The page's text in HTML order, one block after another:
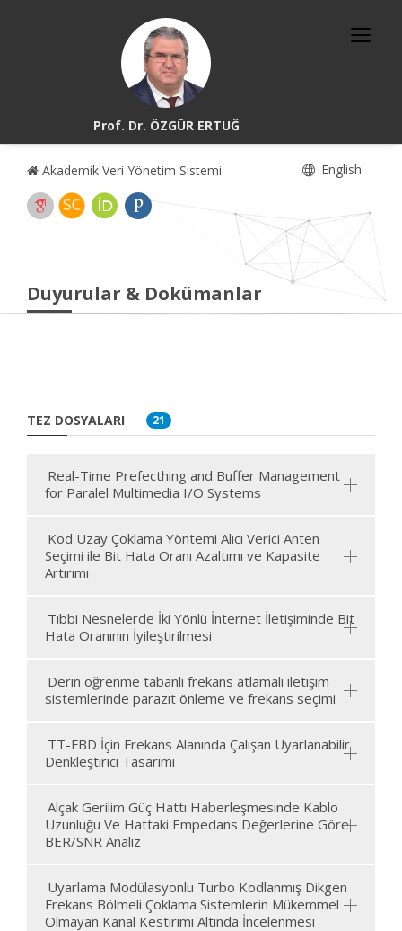
Prof. Dr. ÖZGÜR ERTUĞ
Akademik Veri Yönetim Sistemi English
Duyurular & Dokümanlar
TEZ DOSYALARI 21
Real-Time Prefecthing and Buffer Management
for Paralel Multimedia I/O Systems
Kod Uzay Çoklama Yöntemi Alıcı Verici Anten
Seçimi ile Bit Hata Oranı Azaltımı ve Kapasite
Artırımı
Tıbbi Nesnelerde İki Yönlü İnternet İletişiminde Bit
Hata Oranının İyileştirilmesi
Derin öğrenme tabanlı frekans atlamalı iletişim
sistemlerinde parazıt önleme ve frekans seçimi
TT-FBD İçin Frekans Alanında Çalışan Uyarlanabilir
Denkleştirici Tasarımı
Alçak Gerilim Güç Hattı Haberleşmesinde Kablo
Uzunluğu Ve Hattaki Empedans Değerlerine Göre
BER/SNR Analiz
Uyarlama Modülasyonlu Turbo Kodlanmış Dikgen
Frekans Bölmeli Çoklama Sistemlerin Mükemmel
Olmayan Kanal Kestirimi Altında İncelenmesi